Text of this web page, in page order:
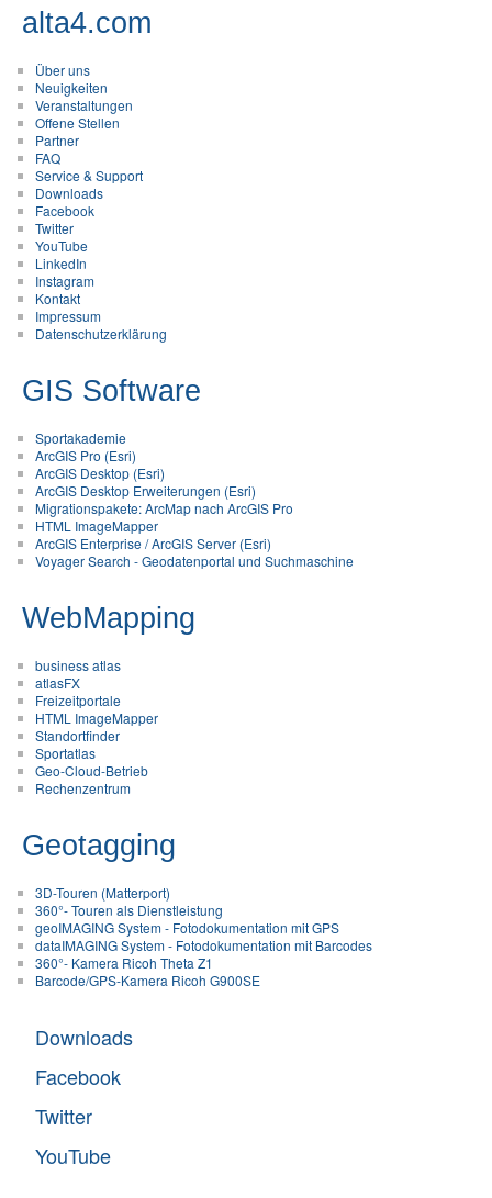
alta4.com
Über uns
Neuigkeiten
Veranstaltungen
Offene Stellen
Partner
FAQ
Service & Support
Downloads
Facebook
Twitter
YouTube
LinkedIn
Instagram
Kontakt
Impressum
Datenschutzerklärung
GIS Software
Sportakademie
ArcGIS Pro (Esri)
ArcGIS Desktop (Esri)
ArcGIS Desktop Erweiterungen (Esri)
Migrationspakete: ArcMap nach ArcGIS Pro
HTML ImageMapper
ArcGIS Enterprise / ArcGIS Server (Esri)
Voyager Search - Geodatenportal und Suchmaschine
WebMapping
business atlas
atlasFX
Freizeitportale
HTML ImageMapper
Standortfinder
Sportatlas
Geo-Cloud-Betrieb
Rechenzentrum
Geotagging
3D-Touren (Matterport)
360°- Touren als Dienstleistung
geoIMAGING System - Fotodokumentation mit GPS
dataIMAGING System - Fotodokumentation mit Barcodes
360°- Kamera Ricoh Theta Z1
Barcode/GPS-Kamera Ricoh G900SE
Downloads
Facebook
Twitter
YouTube